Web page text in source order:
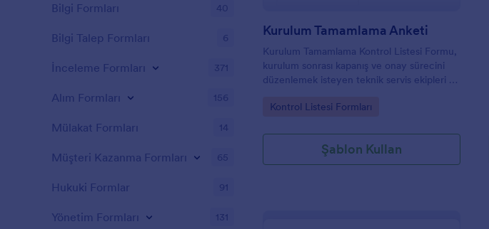
Kurulum Tamamlama Anketi
Kurulum Tamamlama Kontrol Listesi Formu,
kurulum sonrası kapanış ve onay sürecini
düzenlemek isteyen teknik servis ekipleri ve
yanıtı takibini tek yerde toplar.
Go to Category:
Kontrol Listesi Formları
Şablon Kullan
Bilgi Formları 40
Bilgi Talep Formları 6
İnceleme Formları 371
Alım Formları 156
Mülakat Formları 14
Müşteri Kazanma Formları 65
Hukuki Formlar 91
Yönetim Formları 131